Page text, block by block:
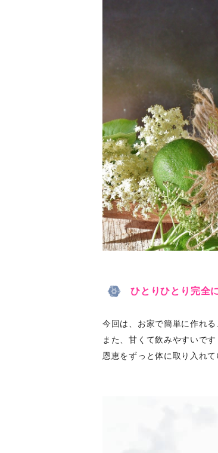
ひとりひとり完全
今回は、お家で簡単に作れ
また、甘くて飲みやすいで
恩恵をずっと体に取り入れ